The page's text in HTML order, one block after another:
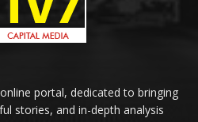
portal, dedicated to bringing
stories, and in-depth analysis